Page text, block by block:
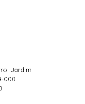
Jardim
000